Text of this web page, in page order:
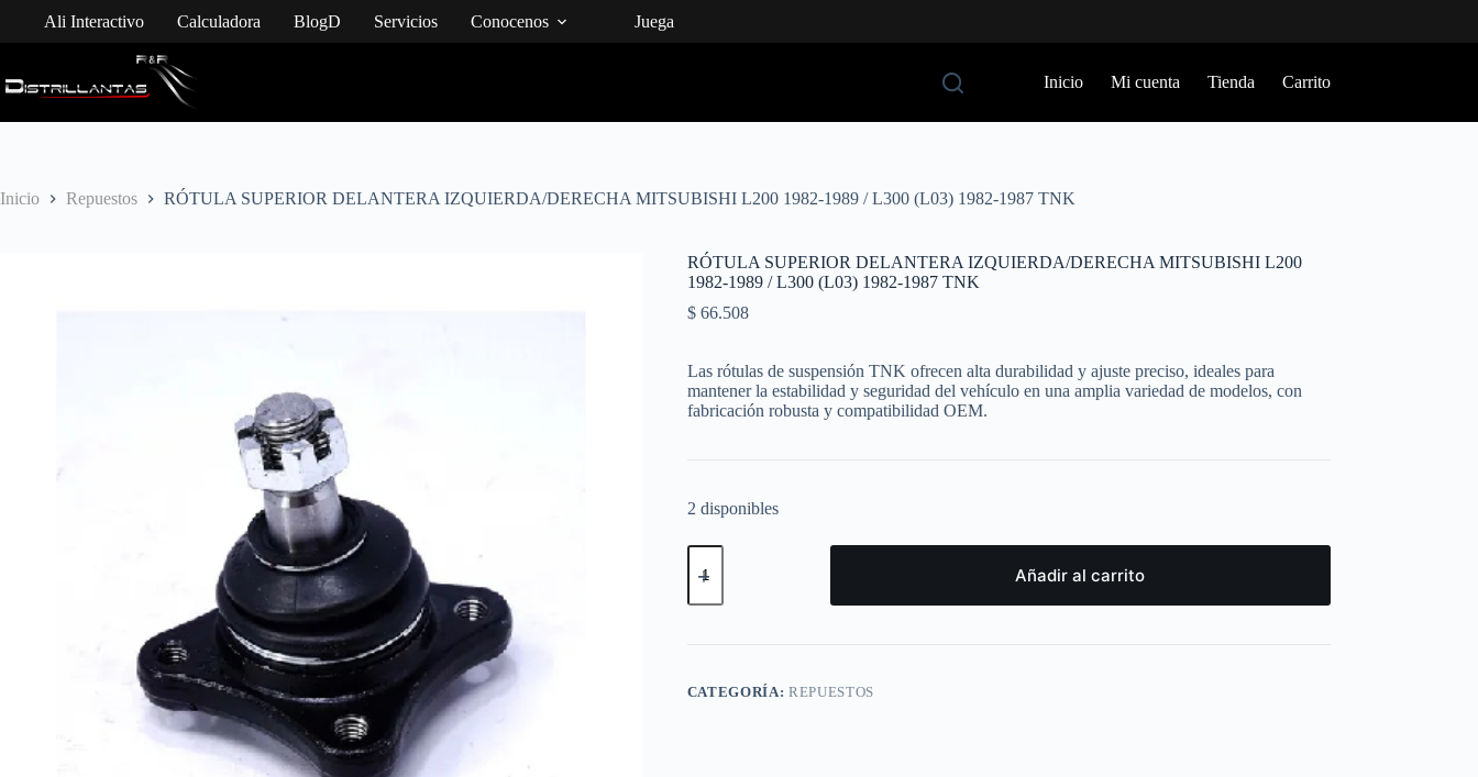
Ali Interactivo Calculadora BlogD Servicios Conocenos Juega
Inicio Mi cuenta Tienda Carrito
Inicio Repuestos RÓTULA SUPERIOR DELANTERA IZQUIERDA/DERECHA MITSUBISHI L200 1982-1989 / L300 (L03) 1982-1987 TNK
RÓTULA SUPERIOR DELANTERA IZQUIERDA/DERECHA MITSUBISHI L200
1982-1989 / L300 (L03) 1982-1987 TNK
$66.508
Las rótulas de suspensión TNK ofrecen alta durabilidad y ajuste preciso, ideales para
mantener la estabilidad y seguridad del vehículo en una amplia variedad de modelos, con
fabricación robusta y compatibilidad OEM.
2 disponibles
RÓTULA
SUPERIOR
IZQUIERDA/DERECHA
L200
1989
/
Añadir al carrito
CATEGORÍA: REPUESTOS